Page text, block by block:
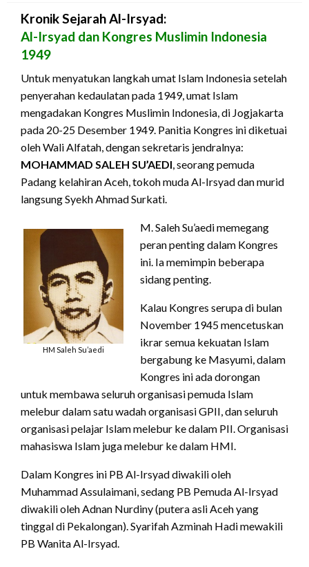
Kronik Sejarah Al-Irsyad:
Al-Irsyad dan Kongres Muslimin Indonesia
1949
Untuk menyatukan langkah umat Islam Indonesia setelah
penyerahan kedaulatan pada 1949, umat Islam
mengadakan Kongres Muslimin Indonesia, di Jogjakarta
pada 20-25 Desember 1949. Panitia Kongres ini diketuai
oleh Wali Alfatah, dengan sekretaris jendralnya:
MOHAMMAD SALEH SU’AEDI, seorang pemuda
Padang kelahiran Aceh, tokoh muda Al-Irsyad dan murid
langsung Syekh Ahmad Surkati.
HM Saleh Su’aedi
M. Saleh Su’aedi memegang
peran penting dalam Kongres
ini. Ia memimpin beberapa
sidang penting.
Kalau Kongres serupa di bulan
November 1945 mencetuskan
ikrar semua kekuatan Islam
bergabung ke Masyumi, dalam
Kongres ini ada dorongan
untuk membawa seluruh organisasi pemuda Islam
melebur dalam satu wadah organisasi GPII, dan seluruh
organisasi pelajar Islam melebur ke dalam PII. Organisasi
mahasiswa Islam juga melebur ke dalam HMI.
Dalam Kongres ini PB Al-Irsyad diwakili oleh
Muhammad Assulaimani, sedang PB Pemuda Al-Irsyad
diwakili oleh Adnan Nurdiny (putera asli Aceh yang
tinggal di Pekalongan). Syarifah Azminah Hadi mewakili
PB Wanita Al-Irsyad.